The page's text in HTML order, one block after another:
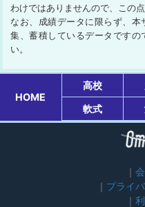
わけではありませんので、この点
なお、成績データに限らず、
集、蓄積しているデータですの
い。
HOME
高校
軟式
プライ